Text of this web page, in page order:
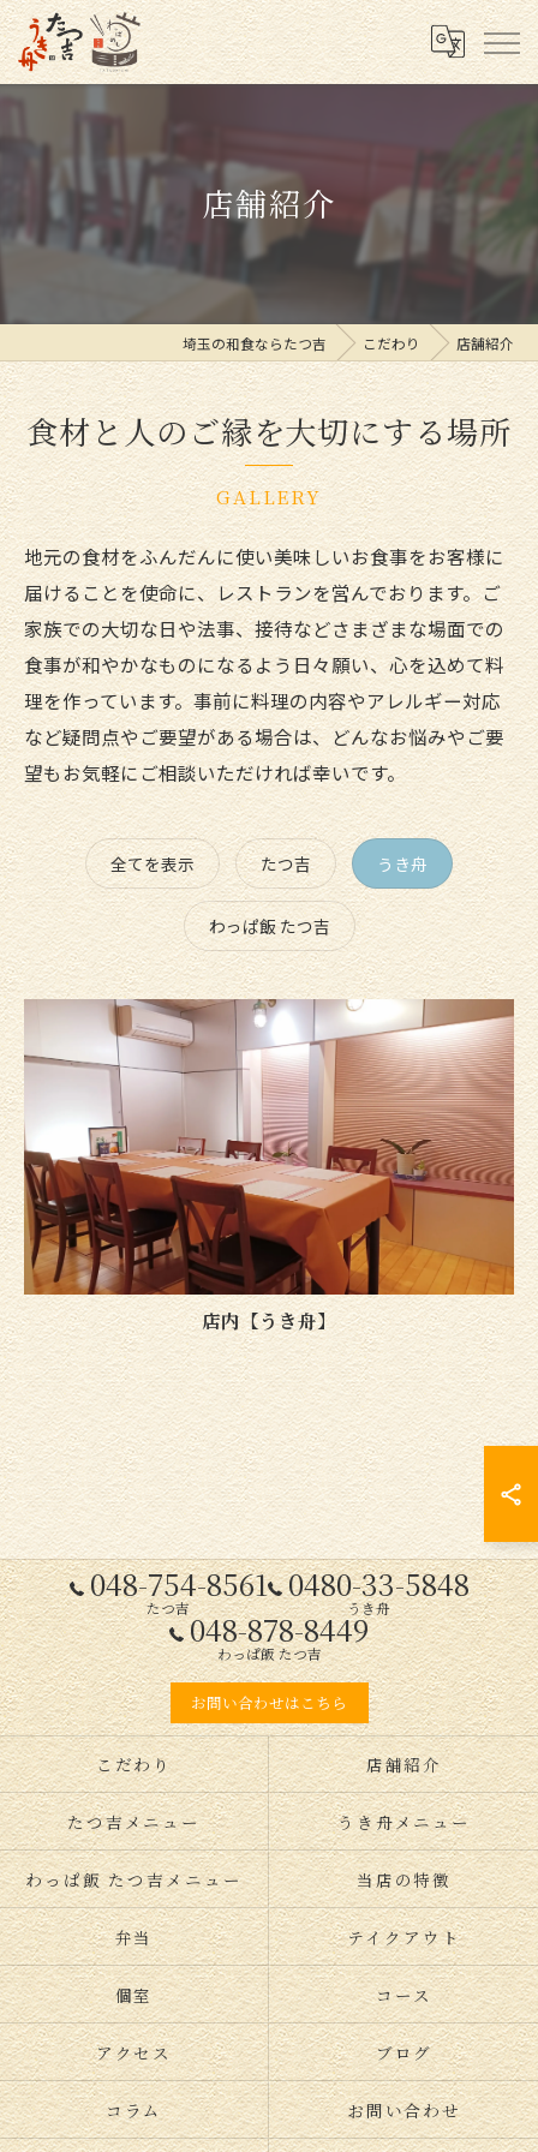
店舗紹介
埼玉の和食ならたつ吉 こだわり 店舗紹介
食材と人のご縁を大切にする場所
GALLERY
地元の食材をふんだんに使い美味しいお食事をお客様に
届けることを使命に、レストランを営んでおります。ご
家族での大切な日や法事、接待などさまざまな場面での
食事が和やかなものになるよう日々願い、心を込めて料
理を作っています。事前に料理の内容やアレルギー対応
など疑問点やご要望がある場合は、どんなお悩みやご要
望もお気軽にご相談いただければ幸いです。
全てを表示 たつ吉 うき舟
わっぱ飯 たつ吉
店内【うき舟】
048-754-8561
たつ吉
0480-33-5848
うき舟
048-878-8449
わっぱ飯 たつ吉
お問い合わせはこちら
こだわり 店舗紹介
たつ吉メニュー うき舟メニュー
わっぱ飯 たつ吉メニュー 当店の特徴
弁当 テイクアウト
個室 コース
アクセス ブログ
コラム お問い合わせ